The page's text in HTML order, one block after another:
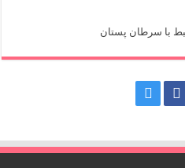
با سرطان پستان